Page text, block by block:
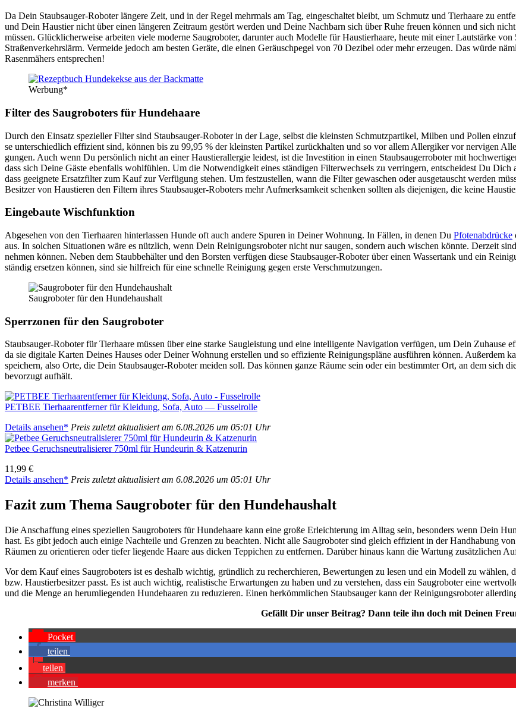
Da Dein Staub­sauger-Robo­ter län­ge­re Zeit, und in der Regel mehr­mals am Tag, ein­ge­schal­tet bleibt, um Schmutz und Tier­haa­re zu
und Dein Haus­tier nicht über einen län­ge­ren Zeit­raum gestört wer­den und Dei­ne Nach­barn sich über Ruhe freu­en kön­nen und sich
müs­sen. Glück­li­cher­wei­se arbei­ten vie­le moder­ne Saug­ro­bo­ter, dar­un­ter auch Model­le für Haus­tier­haa­re, heu­te mit einer Laut­stär­ke
Stra­ßen­ver­kehrs­lärm. Ver­mei­de jedoch am bes­ten Gerä­te, die einen Geräusch­pe­gel von 70 Dezi­bel oder mehr erzeu­gen. Das wür­de
Rasen­mä­hers ent­spre­chen!
Wer­bung*
Fil­ter des Saug­ro­bo­ters für Hun­de­haa­re
Durch den Ein­satz spe­zi­el­ler Fil­ter sind Staub­sauger-Robo­ter in der Lage, selbst die kleins­ten Schmutz­par­ti­kel, Mil­ben und Pol­len
se unter­schied­lich effi­zi­ent sind, kön­nen bis zu 99,95 % der kleins­ten Par­ti­kel zurück­hal­ten und so vor allem All­er­gi­ker vor ner­vi­gen
gun­gen. Auch wenn Du per­sön­lich nicht an einer Haus­tier­all­er­gie lei­dest, ist die Inves­ti­ti­on in einen Staub­sauger­ro­bo­ter mit
dass sich Dei­ne Gäs­te eben­falls wohl­füh­len. Um die Not­wen­dig­keit eines stän­di­gen Fil­ter­wech­sels zu ver­rin­gern, ent­schei­dest Du
dass geeig­ne­te Ersatz­fil­ter zum Kauf zur Ver­fü­gung ste­hen. Um fest­zu­stel­len, wann die Fil­ter gewa­schen oder aus­ge­tauscht wer­den
Besit­zer von Haus­tie­ren den Fil­tern ihres Staub­sauger-Robo­ters mehr Auf­merk­sam­keit schen­ken soll­ten als die­je­ni­gen, die kei­ne
Ein­ge­bau­te Wisch­funk­ti­on
Abge­se­hen von den Tier­haa­ren hin­ter­las­sen Hun­de oft auch ande­re Spu­ren in Dei­ner Woh­nung. In Fäl­len, in denen Du Pfo­ten­ab­drü­cke
aus. In sol­chen Situa­tio­nen wäre es nütz­lich, wenn Dein Rei­ni­gungs­ro­bo­ter nicht nur sau­gen, son­dern auch wischen könn­te. Der­zeit
neh­men kön­nen. Neben dem Staub­be­häl­ter und den Bors­ten ver­fü­gen die­se Staub­sauger-Robo­ter über einen Was­ser­tank und ein
stän­dig erset­zen kön­nen, sind sie hilf­reich für eine schnel­le Rei­ni­gung gegen ers­te Ver­schmut­zun­gen.
Saug­ro­bo­ter für den Hun­de­haus­halt
Sperr­zo­nen für den Saug­ro­bo­ter
Staub­sauger-Robo­ter für Tier­haa­re müs­sen über eine star­ke Saug­leis­tung und eine intel­li­gen­te Navi­ga­ti­on ver­fü­gen, um Dein
da sie digi­ta­le Kar­ten Dei­nes Hau­ses oder Dei­ner Woh­nung erstel­len und so effi­zi­en­te Rei­ni­gungs­plä­ne aus­füh­ren kön­nen.
spei­chern, also Orte, die Dein Staub­sauger-Robo­ter mei­den soll. Das kön­nen gan­ze Räu­me sein oder ein bestimm­ter Ort, an dem sich
bevor­zugt auf­hält.
PETBEE Tier­haar­ent­fer­ner für Klei­dung, Sofa, Auto — Fus­sel­rol­le
Details anse­hen* Preis zuletzt aktua­li­siert am 6.08.2026 um 05:01 Uhr
Pet­bee Geruchs­neu­tra­li­sie­rer 750ml für Hun­deu­rin & Kat­zen­urin
11,99 €
Details anse­hen* Preis zuletzt aktua­li­siert am 6.08.2026 um 05:01 Uhr
Fazit zum The­ma Saug­ro­bo­ter für den Hun­de­haus­halt
Die Anschaf­fung eines spe­zi­el­len Saug­ro­bo­ters für Hun­de­haa­re kann eine gro­ße Erleich­te­rung im All­tag sein, beson­ders wenn Dein
hast. Es gibt jedoch auch eini­ge Nach­tei­le und Gren­zen zu beach­ten. Nicht alle Saug­ro­bo­ter sind gleich effi­zi­ent in der Hand­ha­bung
Räu­men zu ori­en­tie­ren oder tie­fer lie­gen­de Haa­re aus dicken Tep­pi­chen zu ent­fer­nen. Dar­über hin­aus kann die War­tung zusätz­li­chen
Vor dem Kauf eines Saug­ro­bo­ters ist es des­halb wich­tig, gründ­lich zu recher­chie­ren, Bewer­tun­gen zu lesen und ein Modell zu wäh­len,
bzw. Haus­tier­be­sit­zer passt. Es ist auch wich­tig, rea­lis­ti­sche Erwar­tun­gen zu haben und zu ver­ste­hen, dass ein Saug­ro­bo­ter eine
und die Men­ge an her­um­lie­gen­den Hun­de­haa­ren zu redu­zie­ren. Einen her­kömm­li­chen Staub­sauger kann der Rei­ni­gungs­ro­bo­ter
Gefällt Dir unser Bei­trag? Dann tei­le ihn doch mit Dei­nen
Pocket
tei­len
tei­len
mer­ken